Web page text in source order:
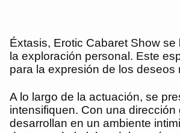
Éxtasis, Erotic Cabaret Show
la exploración personal. Este
para la expresión de los
A lo largo de la actuación, se
intensifiquen. Con una
desarrollan en un ambiente